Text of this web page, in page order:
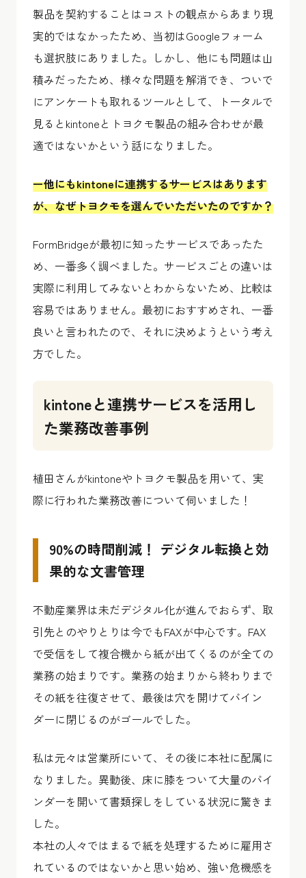
製品を契約することはコストの観点からあまり現
実的ではなかったため、当初はGoogleフォーム
も選択肢にありました。しかし、他にも問題は山
積みだったため、様々な問題を解消でき、ついで
にアンケートも取れるツールとして、トータルで
見るとkintoneとトヨクモ製品の組み合わせが最
適ではないかという話になりました。
ー他にもkintoneに連携するサービスはあります
が、なぜトヨクモを選んでいただいたのですか？
FormBridgeが最初に知ったサービスであったた
め、一番多く調べました。サービスごとの違いは
実際に利用してみないとわからないため、比較は
容易ではありません。最初におすすめされ、一番
良いと言われたので、それに決めようという考え
方でした。
kintoneと連携サービスを活用し
た業務改善事例
植田さんがkintoneやトヨクモ製品を用いて、実
際に行われた業務改善について伺いました！
90%の時間削減！ デジタル転換と効
果的な文書管理
不動産業界は未だデジタル化が進んでおらず、取
引先とのやりとりは今でもFAXが中心です。FAX
で受信をして複合機から紙が出てくるのが全ての
業務の始まりです。業務の始まりから終わりまで
その紙を往復させて、最後は穴を開けてバイン
ダーに閉じるのがゴールでした。
私は元々は営業所にいて、その後に本社に配属に
なりました。異動後、床に膝をついて大量のバイ
ンダーを開いて書類探しをしている状況に驚きま
した。
本社の人々ではまるで紙を処理するために雇用さ
れているのではないかと思い始め、強い危機感を